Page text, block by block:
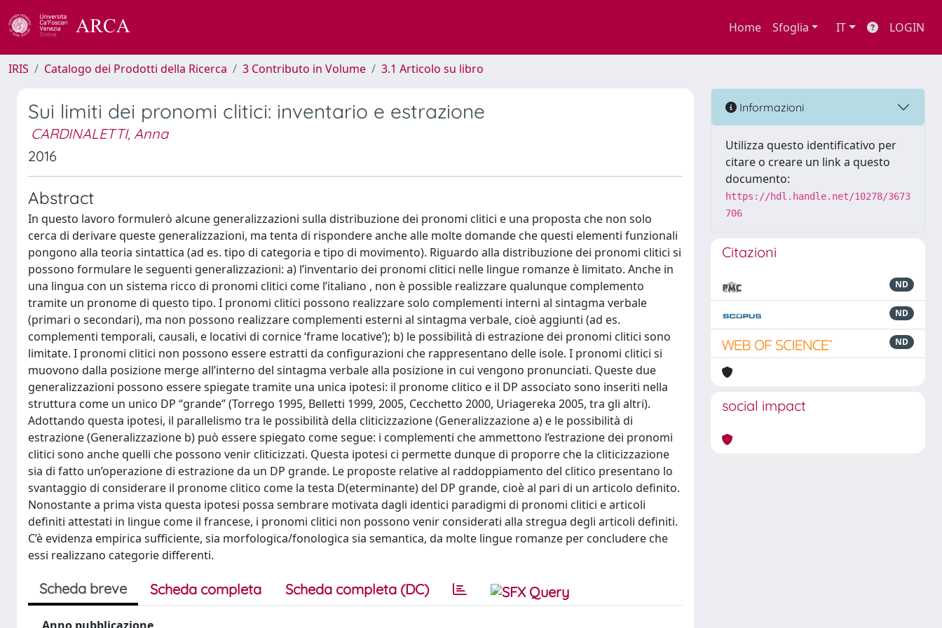
Home Sfoglia IT LOGIN
IRIS Catalogo dei Prodotti della Ricerca 3 Contributo in Volume 3.1 Articolo su libro
Sui limiti dei pronomi clitici: inventario e estrazione
CARDINALETTI, Anna
2016
Abstract
In questo lavoro formulerò alcune generalizzazioni sulla distribuzione dei pronomi clitici e una proposta che non solo
cerca di derivare queste generalizzazioni, ma tenta di rispondere anche alle molte domande che questi elementi funzionali
pongono alla teoria sintattica (ad es. tipo di categoria e tipo di movimento). Riguardo alla distribuzione dei pronomi clitici si
possono formulare le seguenti generalizzazioni: a) l’inventario dei pronomi clitici nelle lingue romanze è limitato. Anche in
una lingua con un sistema ricco di pronomi clitici come l’italiano , non è possible realizzare qualunque complemento
tramite un pronome di questo tipo. I pronomi clitici possono realizzare solo complementi interni al sintagma verbale
(primari o secondari), ma non possono realizzare complementi esterni al sintagma verbale, cioè aggiunti (ad es.
complementi temporali, causali, e locativi di cornice ‘frame locative’); b) le possibilità di estrazione dei pronomi clitici sono
limitate. I pronomi clitici non possono essere estratti da configurazioni che rappresentano delle isole. I pronomi clitici si
muovono dalla posizione merge all’interno del sintagma verbale alla posizione in cui vengono pronunciati. Queste due
generalizzazioni possono essere spiegate tramite una unica ipotesi: il pronome clitico e il DP associato sono inseriti nella
struttura come un unico DP “grande” (Torrego 1995, Belletti 1999, 2005, Cecchetto 2000, Uriagereka 2005, tra gli altri).
Adottando questa ipotesi, il parallelismo tra le possibilità della cliticizzazione (Generalizzazione a) e le possibilità di
estrazione (Generalizzazione b) può essere spiegato come segue: i complementi che ammettono l’estrazione dei pronomi
clitici sono anche quelli che possono venir cliticizzati. Questa ipotesi ci permette dunque di proporre che la cliticizzazione
sia di fatto un’operazione di estrazione da un DP grande. Le proposte relative al raddoppiamento del clitico presentano lo
svantaggio di considerare il pronome clitico come la testa D(eterminante) del DP grande, cioè al pari di un articolo definito.
Nonostante a prima vista questa ipotesi possa sembrare motivata dagli identici paradigmi di pronomi clitici e articoli
definiti attestati in lingue come il francese, i pronomi clitici non possono venir considerati alla stregua degli articoli definiti.
C’è evidenza empirica sufficiente, sia morfologica/fonologica sia semantica, da molte lingue romanze per concludere che
essi realizzano categorie differenti.
Scheda breve Scheda completa Scheda completa (DC)
Informazioni
Utilizza questo identificativo per
citare o creare un link a questo
documento:
https://hdl.handle.net/10278/3673
706
Citazioni
ND
ND
ND
social impact